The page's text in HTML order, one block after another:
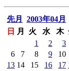
先月 2003年04月
日
月 火 水 木
1
2 3
6
7 8 9 10
13 14 15 16 17